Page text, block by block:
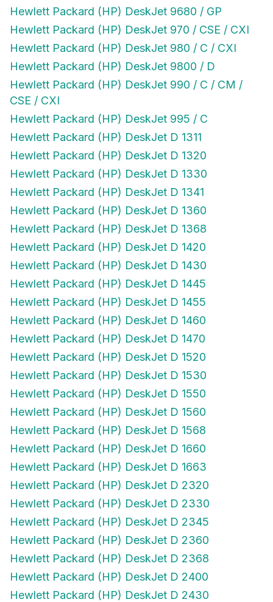
Hewlett Packard (HP) DeskJet 9680 / GP
Hewlett Packard (HP) DeskJet 970 / CSE / CXI
Hewlett Packard (HP) DeskJet 980 / C / CXI
Hewlett Packard (HP) DeskJet 9800 / D
Hewlett Packard (HP) DeskJet 990 / C / CM /
CSE / CXI
Hewlett Packard (HP) DeskJet 995 / C
Hewlett Packard (HP) DeskJet D 1311
Hewlett Packard (HP) DeskJet D 1320
Hewlett Packard (HP) DeskJet D 1330
Hewlett Packard (HP) DeskJet D 1341
Hewlett Packard (HP) DeskJet D 1360
Hewlett Packard (HP) DeskJet D 1368
Hewlett Packard (HP) DeskJet D 1420
Hewlett Packard (HP) DeskJet D 1430
Hewlett Packard (HP) DeskJet D 1445
Hewlett Packard (HP) DeskJet D 1455
Hewlett Packard (HP) DeskJet D 1460
Hewlett Packard (HP) DeskJet D 1470
Hewlett Packard (HP) DeskJet D 1520
Hewlett Packard (HP) DeskJet D 1530
Hewlett Packard (HP) DeskJet D 1550
Hewlett Packard (HP) DeskJet D 1560
Hewlett Packard (HP) DeskJet D 1568
Hewlett Packard (HP) DeskJet D 1660
Hewlett Packard (HP) DeskJet D 1663
Hewlett Packard (HP) DeskJet D 2320
Hewlett Packard (HP) DeskJet D 2330
Hewlett Packard (HP) DeskJet D 2345
Hewlett Packard (HP) DeskJet D 2360
Hewlett Packard (HP) DeskJet D 2368
Hewlett Packard (HP) DeskJet D 2400
Hewlett Packard (HP) DeskJet D 2430